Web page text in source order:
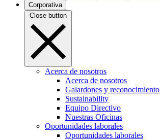
Corporativa
Close button
Acerca de nosotros
Acerca de nosotros
Galardones y reconocimiento
Sustainability
Equipo Directivo
Nuestras Oficinas
Oportunidades laborales
Oportunidades laborales